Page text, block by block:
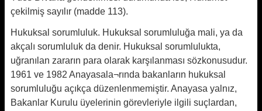
çekilmiş sayılır (madde 113).
Hukuksal sorumluluk. Hukuksal sorumluluğa mali, ya da
akçalı sorumluluk da denir. Hukuksal sorumlulukta,
uğranılan zararın para olarak karşılanması sözkonusudur.
1961 ve 1982 Anayasala¬rında bakanların hukuksal
sorumluluğu açıkça düzenlenmemiştir. Anayasa yalnız,
Bakanlar Kurulu üyelerinin görevleriyle ilgili suçlardan,